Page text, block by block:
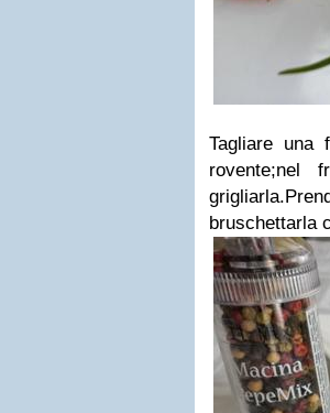
Tagliare una
rovente;nel
bruschettarla